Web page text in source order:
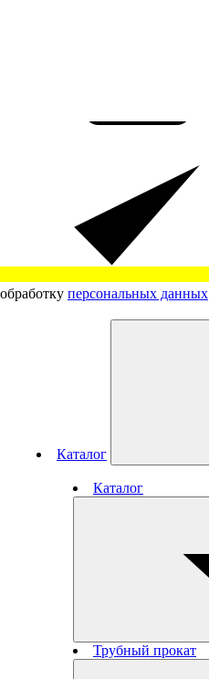
обработку персональных данных
Каталог
Каталог
Трубный прокат